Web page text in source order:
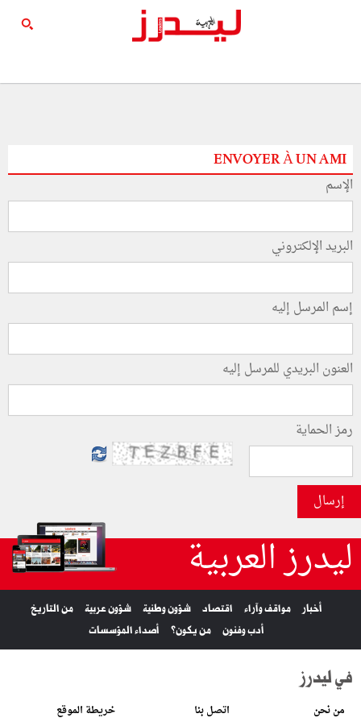
ENVOYER À UN AMI
الإسم
البريد الإلكتروني
إسم المرسل إليه
العنون البريدي للمرسل إليه
رمز الحماية
إرسال
ليدرز العربية
أخبار مواقف وآراء اقتصاد شؤون وطنية شؤون عربية
من التاريخ
أدب وفنون
من يكون؟ أصداء المؤسسات
في ليدرز
من نحن اتصل بنا خريطة الموقع